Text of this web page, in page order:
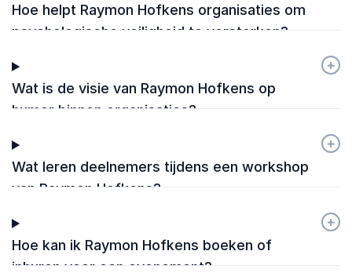
Hoe helpt Raymon Hofkens organisaties om
psychologische veiligheid te versterken?
Wat is de visie van Raymon Hofkens op
humor binnen organisaties?
+
-
Wat leren deelnemers tijdens een workshop
van Raymon Hofkens?
+
-
Hoe kan ik Raymon Hofkens boeken of
inhuren voor een evenement?
+
-